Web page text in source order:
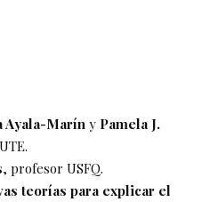
Ayala-Marín y Pamela J.
, profesor USFQ.
teorías para explicar el